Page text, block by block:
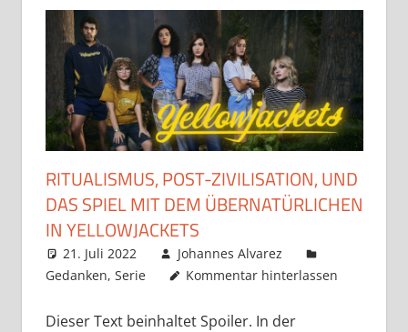
RITUALISMUS, POST-ZIVILISATION, UND
DAS SPIEL MIT DEM ÜBERNATÜRLICHEN
IN YELLOWJACKETS
21. Juli 2022
Johannes Alvarez
Gedanken, Serie Kommentar hinterlassen
Dieser Text beinhaltet Spoiler. In der